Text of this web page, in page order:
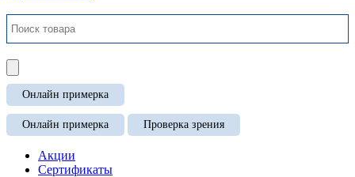
Онлайн примерка
Онлайн примерка Проверка зрения
Акции
Сертификаты